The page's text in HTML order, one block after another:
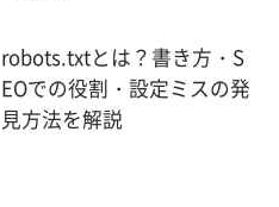
robots.txtとは？書き方・S
EOでの役割・設定ミスの発
見方法を解説